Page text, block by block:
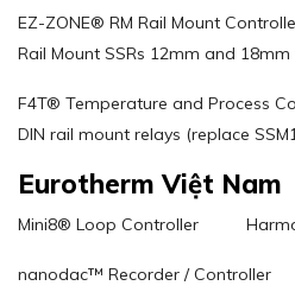
EZ-ZONE® RM Rail Mount
Rail Mount SSRs 12mm and
F4T® Temperature and Process
DIN rail mount relays (replace
Eurotherm Việt Nam
Mini8® Loop Controller
nanodac™ Recorder / Controller